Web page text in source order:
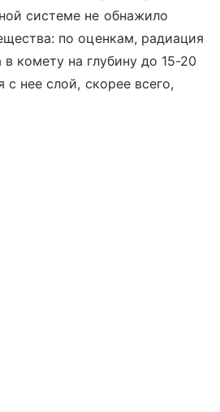
системе не обнажило
по оценкам, радиация
в комету на глубину до 15-20
с нее слой, скорее всего,